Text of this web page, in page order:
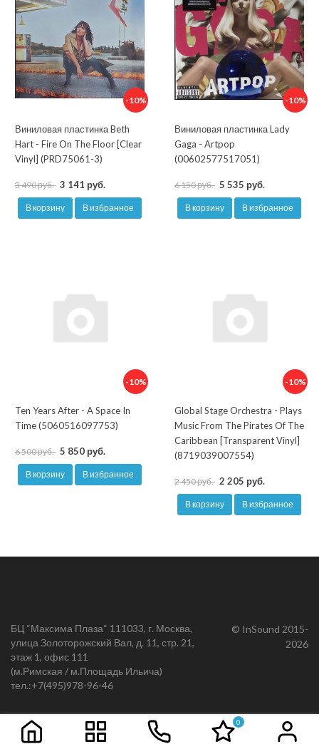
-10%
Виниловая пластинка Beth
Hart - Fire On The Floor [Clear
Vinyl] (PRD75061-3)
3 490 руб. 3 141 руб.
В корзину В избранное
-10%
Виниловая пластинка Lady
Gaga - Artpop
(00602577517051)
6 150 руб. 5 535 руб.
В корзину В избранное
-10%
Ten Years After - A Space In
Time (5060516097753)
6 500 руб. 5 850 руб.
В корзину В избранное
-10%
Global Stage Orchestra - Plays
Music From The Pirates Of The
Caribbean [Transparent Vinyl]
(8719039007554)
2 450 руб. 2 205 руб.
В корзину В избранное
БЦ “Максима Плаза“ 111033, г. Москва,
улица Золоторожский Вал, д. 11, стр. 21,
этаж 1, офис 111
(м.Римская / м.Площадь Ильича)
тел.:+7(495)978-96-46
© InSound 2015-
2026
0